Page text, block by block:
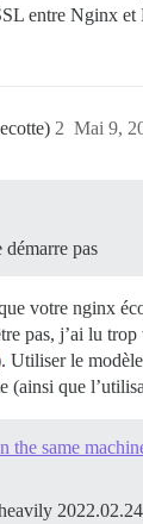
entre Nginx et
Mai 9,
2
pas
votre nginx
pas, j’ai lu trop
Utiliser le
(ainsi que
the same